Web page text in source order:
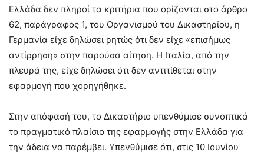
Ελλάδα δεν πληροί τα κριτήρια που ορίζονται στο άρθρο
62, παράγραφος 1, του Οργανισμού του Δικαστηρίου, η
Γερμανία είχε δηλώσει ρητώς ότι δεν είχε «επισήμως
αντίρρηση» στην παρούσα αίτηση. Η Ιταλία, από την
πλευρά της, είχε δηλώσει ότι δεν αντιτίθεται στην
εφαρμογή που χορηγήθηκε.
Στην απόφασή του, το Δικαστήριο υπενθύμισε συνοπτικά
το πραγματικό πλαίσιο της εφαρμογής στην Ελλάδα για
την άδεια να παρέμβει. Υπενθύμισε ότι, στις 10 Ιουνίου